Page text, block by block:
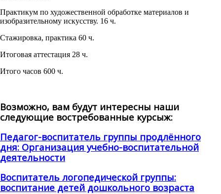
Практикум по художественной обработке материалов и
изобразительному искусству. 16 ч.
Стажировка, практика 60 ч.
Итоговая аттестация 28 ч.
Итого часов 600 ч.
Возможно, вам будут интересны наши
следующие востребованные курсыж:
Педагог-воспитатель группы продлённого
дня: Организация учебно-воспитательной
деятельности
Воспитатель логопедической группы:
воспитание детей дошкольного возраста